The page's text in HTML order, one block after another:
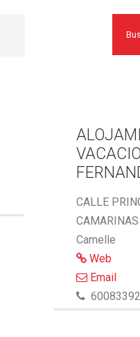
CALLE
Camelle
Web
Email